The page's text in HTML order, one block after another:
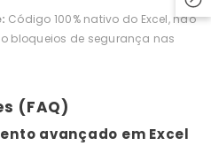
Código 100% nativo do Excel, não
bloqueios de segurança nas
(FAQ)
avançado em Excel